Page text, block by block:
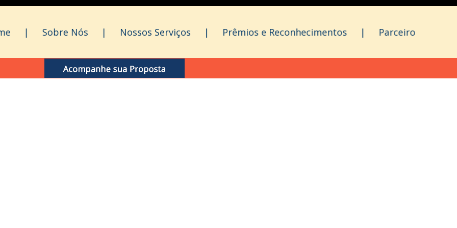
| Sobre Nós | Nossos Serviços | Prêmios e Reconhecimentos | Parceiro